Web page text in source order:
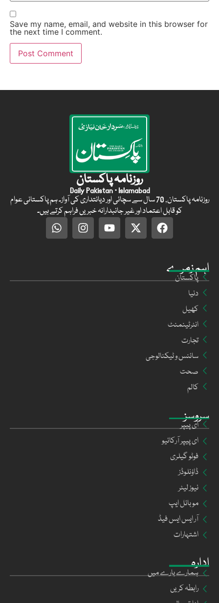
Save my name, email, and website in this browser for
the next time I comment.
ادارہ
ہمارے بارے میں
رابطہ کریں
سروسز
ای پیپر
ای پیپر آرکائیو
فوٹو گیلری
ڈاؤنلوڈز
نیوز لیٹر
موبائل ایپ
آر ایس ایس فیڈ
اشتہارات
اہم زمرے
پاکستان
دنیا
کھیل
انٹرٹینمنٹ
تجارت
سائنس و ٹیکنالوجی
صحت
کالم
روزنامہ پاکستان
Daily Pakistan · Islamabad
روزنامہ پاکستان, 70 سال سے سچائی اور دیانتداری کی آواز۔ ہم پاکستانی عوام
کو قابل اعتماد اور غیر جانبدارانہ خبریں فراہم کرتے ہیں۔